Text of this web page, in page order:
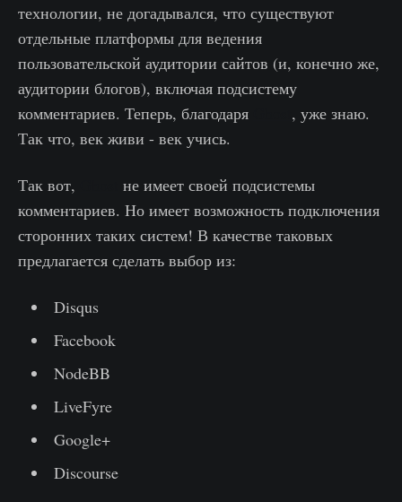
технологии, не догадывался, что существуют
отдельные платформы для ведения
пользовательской аудитории сайтов (и, конечно же,
аудитории блогов), включая подсистему
комментариев. Теперь, благодаря
, уже знаю.
Так что, век живи - век учись.
Так вот,
не имеет своей подсистемы
комментариев. Но имеет возможность подключения
сторонних таких систем! В качестве таковых
предлагается сделать выбор из:
Disqus
Facebook
NodeBB
LiveFyre
Google+
Discourse